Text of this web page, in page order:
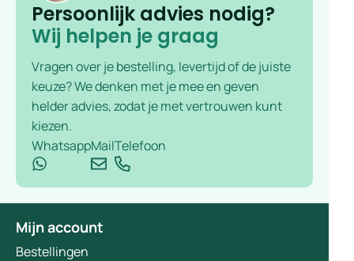
Persoonlijk advies nodig?
Wij helpen je graag
Vragen over je bestelling, levertijd of de juiste
keuze? We denken met je mee en geven
helder advies, zodat je met vertrouwen kunt
kiezen.
WhatsappMailTelefoon
Mijn account
Bestellingen